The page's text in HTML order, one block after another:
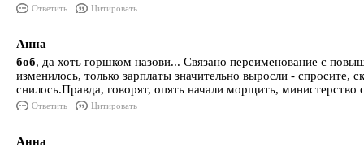
Ответить Цитировать
Анна
боб, да хоть горшком назови... Связано переименование с
изменилось, только зарплаты значительно выросли - спросите,
снилось.Правда, говорят, опять начали морщить, министерство
Ответить Цитировать
Анна